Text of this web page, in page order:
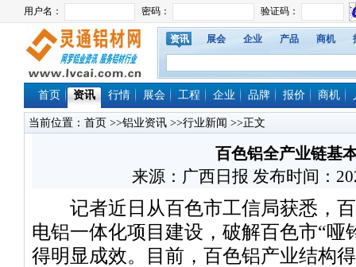
资讯 展会 企业 产品 商机
首页 资讯 行情 展会 工程 企业 品牌 报价 商机
当前位置： 首页 >>铝业资讯 >>行业新闻 >>正文
百色铝全产业链基
来源：广西日报 发布时间：
记者近日从百色市工信局获悉，百
电铝一体化项目建设，破解百色市“哑
得明显成效。目前，百色铝产业结构